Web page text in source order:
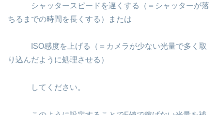
シャッタースピードを遅くする（＝シャッターが落
ちるまでの時間を長くする）または
ISO感度を上げる（＝カメラが少ない光量で多く取
り込んだように処理させる）
してください。